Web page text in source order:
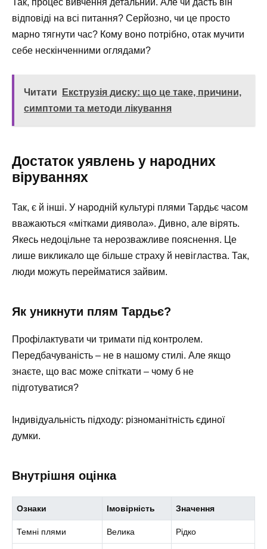
відповіді на всі питання? Серйозно, чи це просто
марно тягнути час? Кому воно потрібно, отак мучити
себе нескінченними оглядами?
Читати
Екструзія диску: що це таке, причини,
симптоми та методи лікування
Достаток уявлень у народних
віруваннях
Так, є й інші. У народній культурі плями Тардьє часом
вважаються «мітками диявола». Дивно, але вірять.
Якесь недоцільне та нерозважливе пояснення. Це
лише викликало ще більше страху й невігластва. Так,
люди можуть перейматися зайвим.
Як уникнути плям Тардьє?
Профілактувати чи тримати під контролем.
Передбачуваність – не в нашому стилі. Але якщо
знаєте, що вас може спіткати – чому б не
підготуватися?
Індивідуальність підходу: різноманітність єдиної
думки.
Внутрішня оцінка
Ознаки Імовірність Значення
Темні плями Велика Рідко